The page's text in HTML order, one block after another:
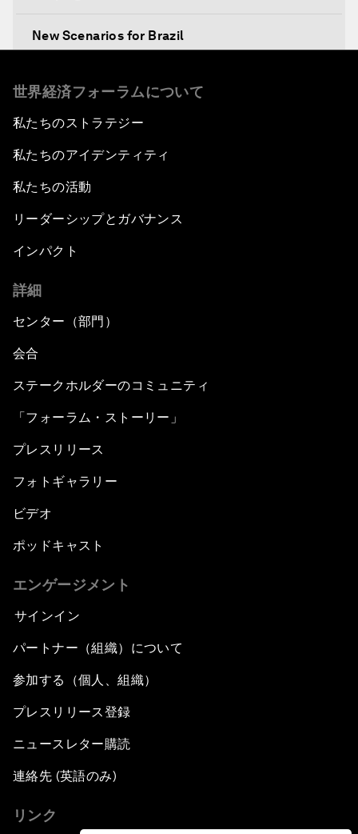
New Scenarios for Brazil
Leading Business with Purpose
Shaping the Fourth Industrial Revolution
Reinvigorating Brazil's Investment Climate
The Post-Manufacturing Economy
An Insight, An Idea with Pelé
A New Deal on Globalization
E-Commerce: Expanding Trade Horizons
Scaling Up Innovation in Agriculture
Reforms for a Stronger Regional Economic
Outlook
Migration in Latin America: Between Economic
Boosting Latin America's Infrastructure
The Tide Is Turning: International Trade in 2018
世界経済フォーラムについて
私たちのストラテジー
私たちのアイデンティティ
私たちの活動
リーダーシップとガバナンス
インパクト
詳細
センター（部門）
会合
ステークホルダーのコミュニティ
「フォーラム・ストーリー」
プレスリリース
フォトギャラリー
ビデオ
ポッドキャスト
エンゲージメント
サインイン
パートナー（組織）について
参加する（個人、組織）
プレスリリース登録
ニュースレター購読
連絡先 (英語のみ)
リンク